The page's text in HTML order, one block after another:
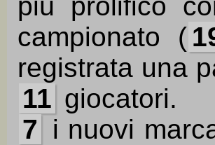
più prolifico
campionato (
registrata una
11 giocatori.
7 i nuovi